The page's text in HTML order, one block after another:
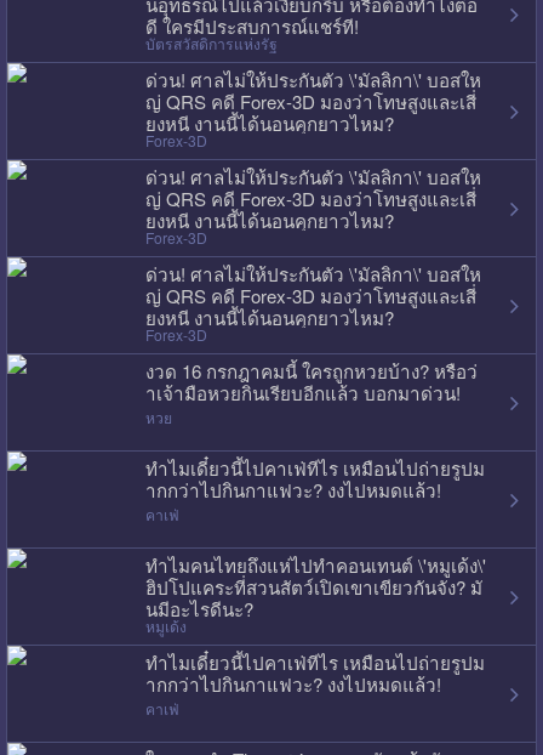
ดี ใครมีประสบการณ์แชร์ที!
บัตรสวัสดิการแห่งรัฐ
ด่วน! ศาลไม่ให้ประกันตัว \'มัลลิกา\' บอสให
ญ่ QRS คดี Forex-3D มองว่าโทษสูงและเสี่
ยงหนี งานนี้ได้นอนคุกยาวไหม?
Forex-3D
ด่วน! ศาลไม่ให้ประกันตัว \'มัลลิกา\' บอสให
ญ่ QRS คดี Forex-3D มองว่าโทษสูงและเสี่
ยงหนี งานนี้ได้นอนคุกยาวไหม?
Forex-3D
ด่วน! ศาลไม่ให้ประกันตัว \'มัลลิกา\' บอสให
ญ่ QRS คดี Forex-3D มองว่าโทษสูงและเสี่
ยงหนี งานนี้ได้นอนคุกยาวไหม?
Forex-3D
งวด 16 กรกฎาคมนี้ ใครถูกหวยบ้าง? หรือว่
าเจ้ามือหวยกินเรียบอีกแล้ว บอกมาด่วน!
หวย
ทำไมเดี๋ยวนี้ไปคาเฟ่ทีไร เหมือนไปถ่ายรูปม
ากกว่าไปกินกาแฟวะ? งงไปหมดแล้ว!
คาเฟ่
ทำไมคนไทยถึงแห่ไปทำคอนเทนต์ \'หมูเด้ง\'
ฮิปโปแคระที่สวนสัตว์เปิดเขาเขียวกันจัง? มั
นมีอะไรดีนะ?
หมูเด้ง
ทำไมเดี๋ยวนี้ไปคาเฟ่ทีไร เหมือนไปถ่ายรูปม
ากกว่าไปกินกาแฟวะ? งงไปหมดแล้ว!
คาเฟ่